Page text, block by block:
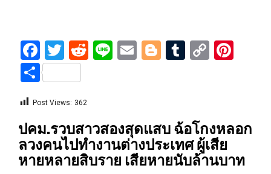
Facebook
Twitter
Reddit
LineEmailBlogger
Tumblr
Copy
Share
Post Views: 362
ปคม.รวบสาวสองสุดแสบ ฉ้อโกงหลอก
ลวงคนไปทำงานต่างประเทศ ผู้เสีย
หายหลายสิบราย เสียหายนับล้านบาท